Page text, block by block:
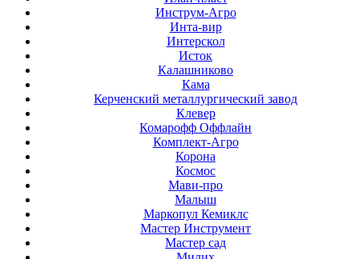
Инструм-Агро
Инта-вир
Интерскол
Исток
Калашниково
Кама
Керченский металлургический завод
Клевер
Комарофф Оффлайн
Комплект-Агро
Корона
Космос
Мави-про
Малыш
Маркопул Кемиклс
Мастер Инструмент
Мастер сад